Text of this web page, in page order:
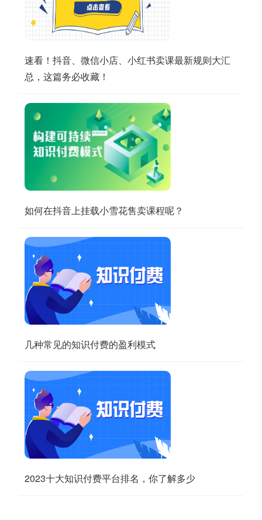
速看！抖音、微信小店、小红书卖课最新规则大汇
总，这篇务必收藏！
如何在抖音上挂载小雪花售卖课程呢？
几种常见的知识付费的盈利模式
2023十大知识付费平台排名，你了解多少